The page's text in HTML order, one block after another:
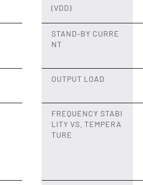
(VDD)
STAND-BY CURRE
NT
OUTPUT LOAD
FREQUENCY STABI
LITY VS. TEMPERA
TURE